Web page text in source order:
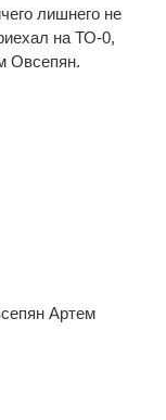
лишнего не
на ТО-0,
Овсепян.
Артем